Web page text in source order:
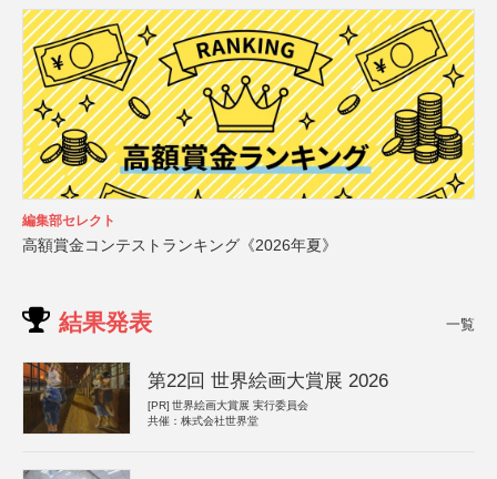
編集部セレクト
高額賞金コンテストランキング《2026年夏》
結果発表 一覧
第22回 世界絵画大賞展 2026
[PR] 世界絵画大賞展 実行委員会
共催：株式会社世界堂